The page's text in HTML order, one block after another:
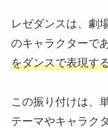
レゼダンスは、劇
のキャラクターで
をダンスで表現す
この振り付けは、
テーマやキャラク